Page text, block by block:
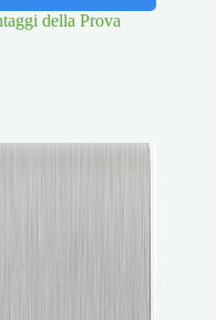
della Prova